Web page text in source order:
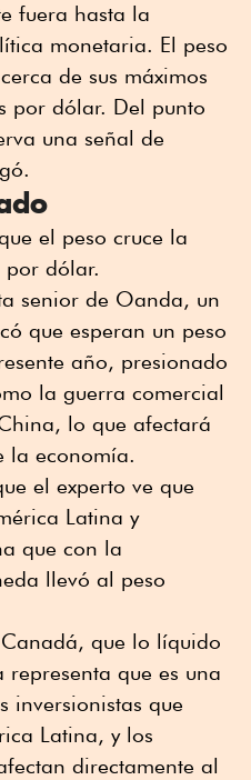
fuera hasta la
monetaria. El peso
de sus máximos
por dólar. Del punto
una señal de
el peso cruce la
por dólar.
senior de Oanda, un
que esperan un peso
año, presionado
la guerra comercial
lo que afectará
la economía.
el experto ve que
Latina y
que con la
llevó al peso
que lo líquido
que es una
inversionistas que
Latina, y los
directamente al